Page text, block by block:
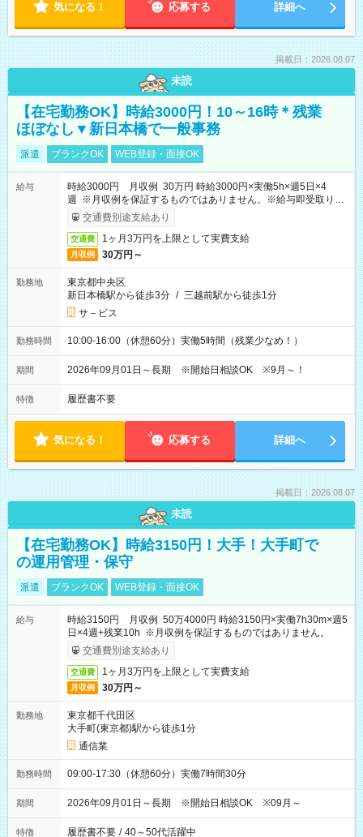
気になる！ 応募する 詳細へ
掲載日：2026.08.07
未読
【在宅勤務OK】時給3000円！10～16時＊残業
ほぼなし▼新日本橋で一般事務
派遣 ブランクOK WEB登録・面接OK
給与
時給3000円 月収例 30万円 時給3000円×実働5h×週5日×4
週 ※月収例を保証するものではありません。※給与即受取りサ
ービス利用可（利用条件有）
交通費別途支給あり
交通費 1ヶ月3万円を上限として実費支給
月収例 30万円～
勤務地
東京都中央区
新日本橋駅から徒歩3分 / 三越前駅から徒歩1分
サ－ビス
勤務時間 10:00-16:00（休憩60分）実働5時間（残業少なめ！）
期間 2026年09月01日～長期 ※開始日相談OK ※9月～！
特徴 履歴書不要
気になる！ 応募する 詳細へ
掲載日：2026.08.07
未読
【在宅勤務OK】時給3150円！大手！大手町で
の運用管理・保守
派遣 ブランクOK WEB登録・面接OK
給与
時給3150円 月収例 50万4000円 時給3150円×実働7h30m×週5
日×4週+残業10h ※月収例を保証するものではありません。
交通費別途支給あり
交通費 1ヶ月3万円を上限として実費支給
月収例 30万円～
勤務地
東京都千代田区
大手町(東京都)駅から徒歩1分
通信業
勤務時間 09:00-17:30（休憩60分）実働7時間30分
期間 2026年09月01日～長期 ※開始日相談OK ※09月～
特徴 履歴書不要 / 40～50代活躍中